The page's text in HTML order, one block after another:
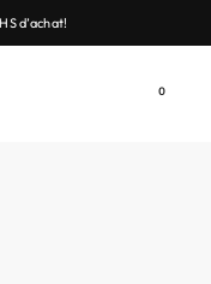
d’achat!
0